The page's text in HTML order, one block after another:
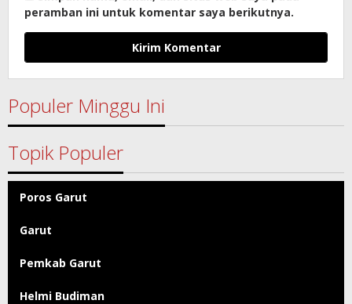
peramban ini untuk komentar saya berikutnya.
Populer Minggu Ini
Topik Populer
Poros Garut
Garut
Pemkab Garut
Helmi Budiman